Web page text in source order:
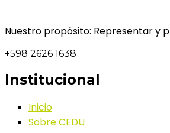
Nuestro propósito: Representar y
+598 2626 1638
Institucional
Inicio
Sobre CEDU